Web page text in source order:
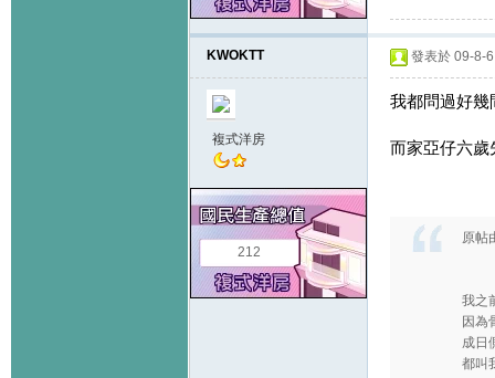
KWOKTT
複式洋房
212
發表於 09-8-
我都問過好幾
而家亞仔六歲
原帖
我之
因為
成日
都叫